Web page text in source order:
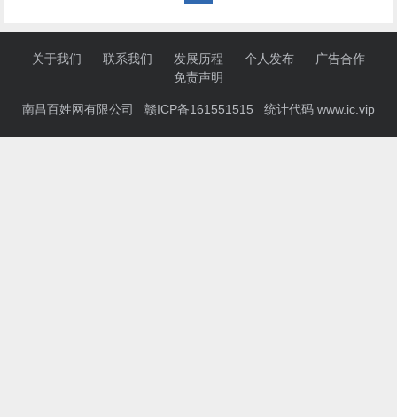
关于我们 联系我们 发展历程 个人发布
广告合作
免责声明
南昌百姓网有限公司 赣ICP备161551515 统计代码 www.ic.vip